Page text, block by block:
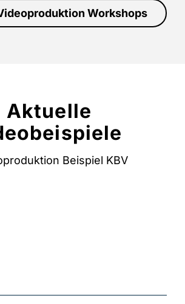
Workshops
Aktuelle